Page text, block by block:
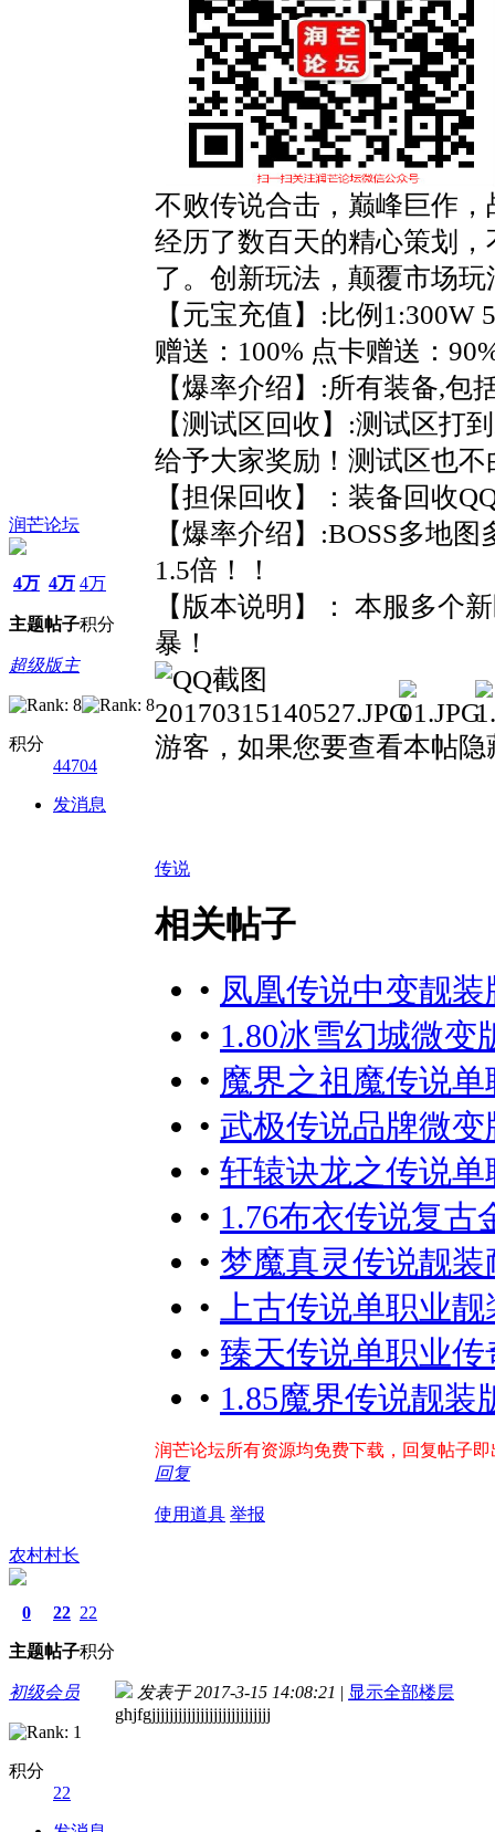
润芒论坛
4万
主题
4万
帖子
4万
积分
超级版主
积分
44704
发消息
不败传说合击，巅峰巨作
经历了数百天的精心策划
了。创新玩法，颠覆市场
【元宝充值】:比例1:300W
赠送：100% 点卡赠送：
【爆率介绍】:所有装备,包
【测试区回收】:测试区打
给予大家奖励！测试区也不
【担保回收】：装备回收
【爆率介绍】:BOSS多地
1.5倍！！
【版本说明】： 本服多个
暴！
游客，如果您要查看本帖隐
传说
相关帖子
• 凤凰传说中变靓
• 1.80冰雪幻城微变
• 魔界之祖魔传说
• 武极传说品牌微
• 轩辕诀龙之传说
• 1.76布衣传说复古
• 梦魔真灵传说靓
• 上古传说单职业
• 臻天传说单职业
• 1.85魔界传说靓装
润芒论坛所有资源均免费下载，回复帖子即
回复
使用道具 举报
农村村长
0
主题
22
帖子
22
积分
初级会员
积分
22
发表于 2017-3-15 14:08:21 | 显示全部楼层
ghjfgjjjjjjjjjjjjjjjjjjjjjjjjjjj